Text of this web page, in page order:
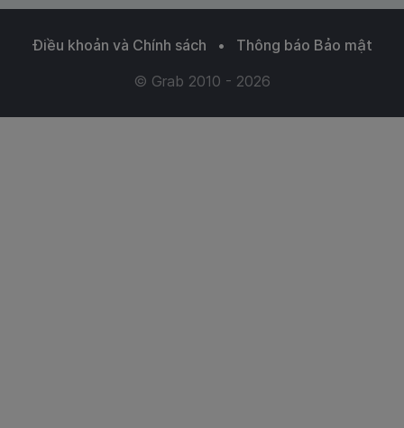
Điều khoản và Chính sách •
Thông báo Bảo mật
© Grab 2010 - 2026